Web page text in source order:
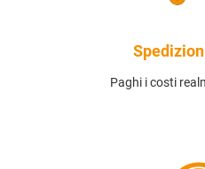
Paghi i costi